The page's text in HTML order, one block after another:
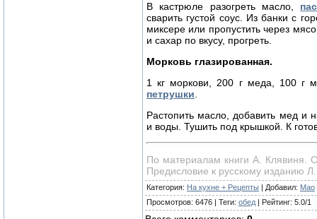
В кастрюле разогреть масло,
сварить густой соус. Из банки с
миксере или пропустить через
и сахар по вкусу, прогреть.
Морковь глазированная.
1 кг моркови, 200 г меда, 100 г
петрушки
Растопить масло, добавить мед и
и воды. Тушить под крышкой. К
По материалам книги А. Клявиня.
Предисловие к русскому изданию
Категория: На кухне + Рецепты | Добавил: Mao
Просмотров: 6476 | Теги: обед | Рейтинг: 5.0/1